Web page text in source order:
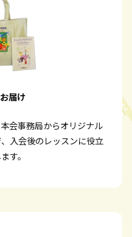
届け
会事務局からオリジナル
入会後のレッスンに役立
す。